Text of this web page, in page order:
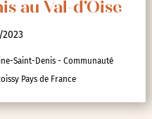
au Val-d’Oise
Saint-Denis - Communauté
Pays de France